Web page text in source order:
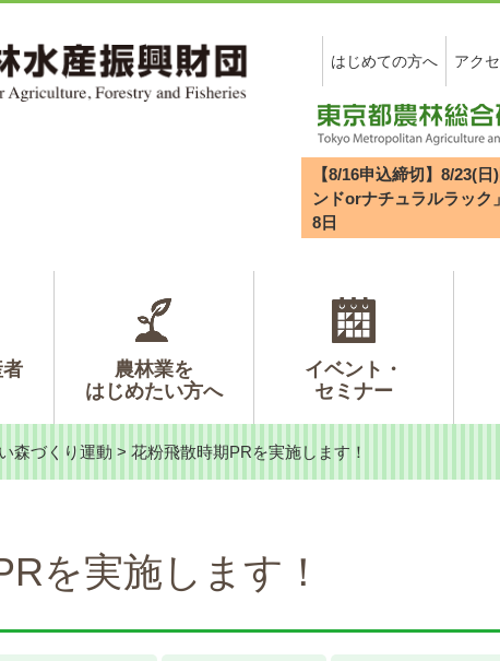
はじめての方へ アク
【8/16申込締切】8/23(
ンドorナチュラルラック
8 日
農林業を
はじめたい方へ
イベント・
セミナー
森づくり運動 > 花粉飛散時期PRを実施します！
を実施します！